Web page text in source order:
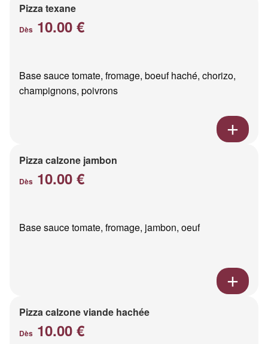
Pizza texane
Dès 10.00 €
Base sauce tomate, fromage, boeuf haché, chorizo,
champignons, poivrons
Pizza calzone jambon
Dès 10.00 €
Base sauce tomate, fromage, jambon, oeuf
Pizza calzone viande hachée
Dès 10.00 €